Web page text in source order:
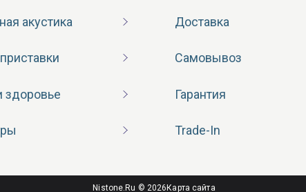
акустика
здоровье
Доставка
Самовывоз
Гарантия
Trade-In
Nistone.Ru © 2026Карта сайта